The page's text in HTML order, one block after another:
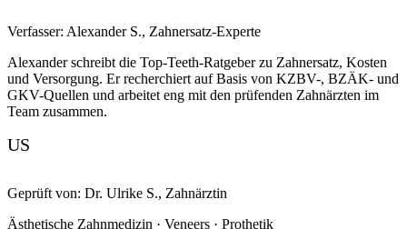
Verfasser: Alexander S., Zahnersatz-Experte
Alexander schreibt die Top-Teeth-Ratgeber zu Zahnersatz, Kosten
und Versorgung. Er recherchiert auf Basis von KZBV-, BZÄK- und
GKV-Quellen und arbeitet eng mit den prüfenden Zahnärzten im
Team zusammen.
US
Geprüft von: Dr. Ulrike S., Zahnärztin
Ästhetische Zahnmedizin · Veneers · Prothetik